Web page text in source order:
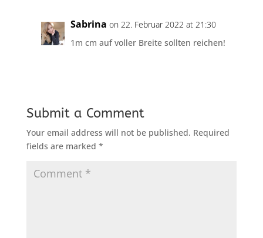
Sabrina on 22. Februar 2022 at 21:30
1m cm auf voller Breite sollten reichen!
Submit a Comment
Your email address will not be published. Required
fields are marked *